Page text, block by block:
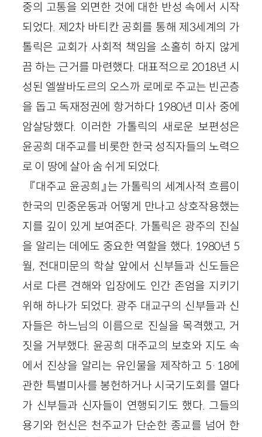
중의 고통을 외면한 것에 대한 반성 속에서 시작
되었다. 제2차 바티칸 공회를 통해 제3세계의 가
톨릭은 교회가 사회적 책임을 소홀히 하지 않게
끔 하는 근거를 마련했다. 대표적으로 2018년 시
성된 엘쌀바도르의 오스까 로메로 주교는 빈곤층
을 돕고 독재정권에 항거하다 1980년 미사 중에
암살당했다. 이러한 가톨릭의 새로운 보편성은
윤공희 대주교를 비롯한 한국 성직자들의 노력으
로 이 땅에 살아 숨 쉬게 되었다.
『대주교 윤공희』는 가톨릭의 세계사적 흐름이
한국의 민중운동과 어떻게 만나고 상호작용했는
지를 깊이 있게 보여준다. 가톨릭은 광주의 진실
을 알리는 데에도 중요한 역할을 했다. 1980년 5
월, 전대미문의 학살 앞에서 신부들과 신도들은
서로 다른 견해와 입장에도 인간 존엄을 지키기
위해 하나가 되었다. 광주 대교구의 신부들과 신
자들은 하느님의 이름으로 진실을 목격했고, 거
짓을 거부했다. 윤공희 대주교의 보호와 지도 속
에서 진상을 알리는 유인물을 제작하고 5·18에
관한 특별미사를 봉헌하거나 시국기도회를 열다
가 신부들과 신자들이 연행되기도 했다. 그들의
용기와 헌신은 천주교가 단순한 종교를 넘어 한